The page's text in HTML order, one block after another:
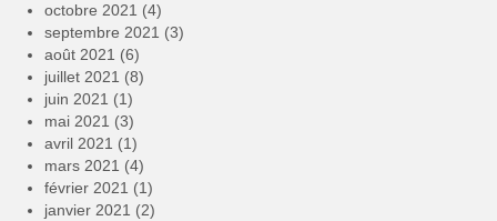
octobre 2021 (4)
septembre 2021 (3)
août 2021 (6)
juillet 2021 (8)
juin 2021 (1)
mai 2021 (3)
avril 2021 (1)
mars 2021 (4)
février 2021 (1)
janvier 2021 (2)